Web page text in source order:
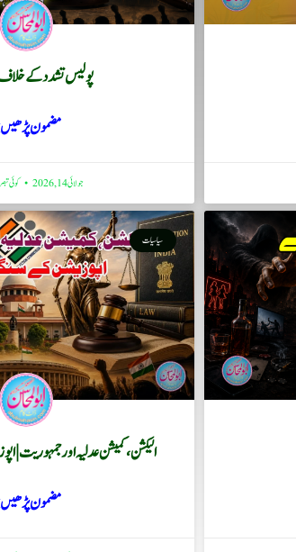
پولیس تشدد کے خلاف
مضمون
جولائی 14, 2026 کوئی
سیاسیات
الیکشن، کمیشن عدلیہ اور جمہوریت
مضمون